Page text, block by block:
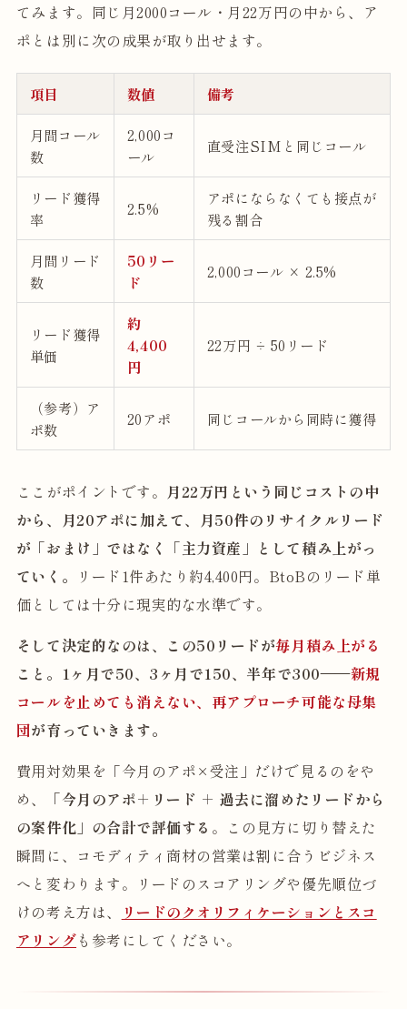
てみます。同じ月2000コール・月22万円の中から、ア
ポとは別に次の成果が取り出せます。
項目 数値 備考
月間コール
数
2,000コ
ール
直受注SIMと同じコール
リード獲得
率
2.5%
アポにならなくても接点が
残る割合
月間リード
数
50リー
ド
2,000コール × 2.5%
リード獲得
単価
約
4,400
円
22万円 ÷ 50リード
（参考）ア
ポ数
20アポ 同じコールから同時に獲得
ここがポイントです。 月22万円という同じコストの中
から、月20アポに加えて、月50件のリサイクルリード
が「おまけ」ではなく「主力資産」として積み上がっ
ていく。
リード1件あたり約4,400円。BtoBのリード単
価としては十分に現実的な水準です。
そして決定的なのは、この50リードが毎月積み上がる
こと。1ヶ月で50、3ヶ月で150、半年で300——新規
コールを止めても消えない、再アプローチ可能な母集
団が育っていきます。
費用対効果を「今月のアポ×受注」だけで見るのをや
め、
「今月のアポ＋リード ＋ 過去に溜めたリードから
の案件化」の合計で評価する 。この見方に切り替えた
瞬間に、コモディティ商材の営業は割に合うビジネス
へと変わります。リードのスコアリングや優先順位づ
けの考え方は、
リードのクオリフィケーションとスコ
アリングも参考にしてください。